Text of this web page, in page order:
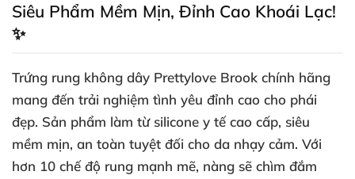
Siêu Phẩm Mềm Mịn, Đỉnh Cao Khoái Lạc!
✨
Trứng rung không dây Prettylove Brook chính hãng
mang đến trải nghiệm tình yêu đỉnh cao cho phái
đẹp. Sản phẩm làm từ silicone y tế cao cấp, siêu
mềm mịn, an toàn tuyệt đối cho da nhạy cảm. Với
hơn 10 chế độ rung mạnh mẽ, nàng sẽ chìm đắm